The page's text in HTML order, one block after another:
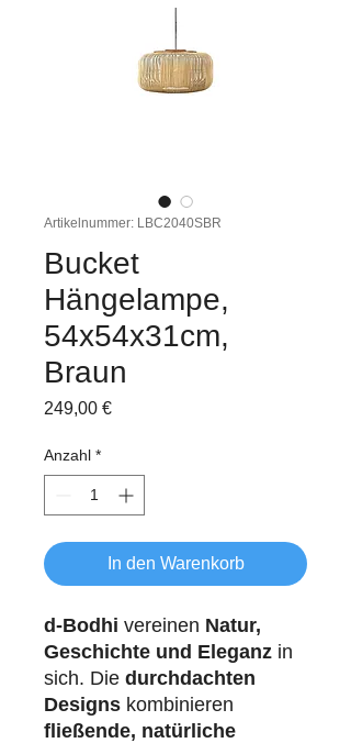
Artikelnummer: LBC2040SBR
Bucket
Hängelampe,
54x54x31cm,
Braun
249,00 €Preis
Anzahl *
In den Warenkorb
d-Bodhi vereinen Natur,
Geschichte und Eleganz in
sich. Die durchdachten
Designs kombinieren
fließende, natürliche